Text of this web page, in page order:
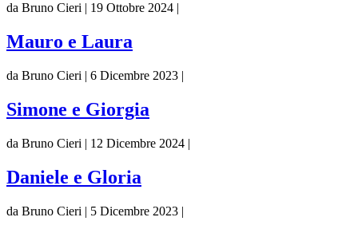
da Bruno Cieri | 19 Ottobre 2024 |
Mauro e Laura
da Bruno Cieri | 6 Dicembre 2023 |
Simone e Giorgia
da Bruno Cieri | 12 Dicembre 2024 |
Daniele e Gloria
da Bruno Cieri | 5 Dicembre 2023 |